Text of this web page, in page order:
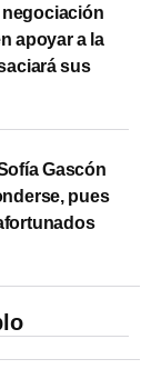
negociación
apoyar a la
sus
Gascón
pues